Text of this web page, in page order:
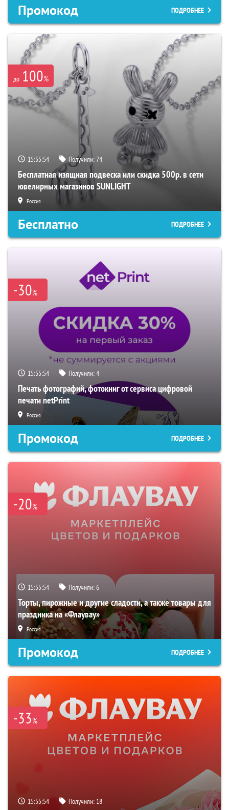
Промокод ПОДРОБНЕЕ
до 100%
15:55:53 Получили:74
Бесплатная изящная подвеска или скидка 500р. в сети
ювелирных магазинов SUNLIGHT
Россия
Бесплатно ПОДРОБНЕЕ
-30%
15:55:53 Получили:4
Печать фотографий, фотокниг от сервиса цифровой
печати netPrint
Россия
Промокод ПОДРОБНЕЕ
-20%
15:55:53 Получили:6
Торты, пирожные и другие сладости, а также товары для
праздника на «Флаувау»
Россия
Промокод ПОДРОБНЕЕ
-33%
15:55:53 Получили: 18